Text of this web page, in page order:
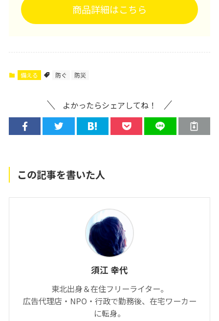
商品詳細はこちら
備える 防ぐ 防災
よかったらシェアしてね！
この記事を書いた人
須江 幸代
東北出身＆在住フリーライター。
広告代理店・NPO・行政で勤務後、在宅ワーカー
に転身。